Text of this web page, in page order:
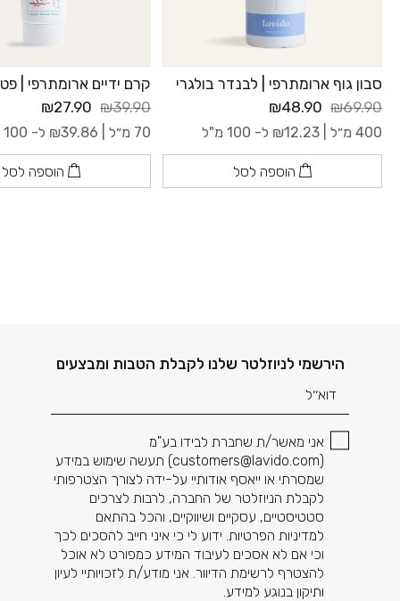
סבון גוף ארומתרפי | לבנדר בולגרי
₪69.90
₪48.90
400 מ״ל | ₪12.23 ל- 100 מ"ל
הוספה לסל
קרם ידיים ארומתרפי |
₪39.90
₪27.90
70 מ״ל | ₪39.86 ל- 100 מ"ל
הוספה לסל
הירשמי לניוזלטר שלנו לקבלת הטבות ומבצעים
דוא׳׳ל
אני מאשר/ת שחברת לבידו בע"מ
(
customers@lavido.com) תעשה שימוש במידע
שמסרתי או ייאסף אודותיי על-ידה לצורך הצטרפותי
לקבלת הניוזלטר של החברה, לרבות לצרכים
סטטיסטיים, עסקיים ושיווקיים, והכל בהתאם
למדיניות הפרטיות. ידוע לי כי איני חייב להסכים לכך
וכי אם לא אסכים לעיבוד המידע כמפורט לא אוכל
להצטרף לרשימת הדיוור. אני מודע/ת לזכויותיי לעיון
ותיקון בנוגע למידע.